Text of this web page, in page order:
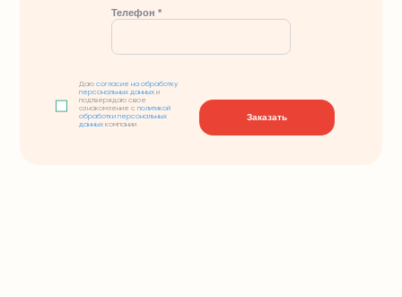
Телефон *
Даюсогласие на обработку
персональных данных и
подтверждаю свое
ознакомление сполитикой
обработки персональных
данных компании
Заказать